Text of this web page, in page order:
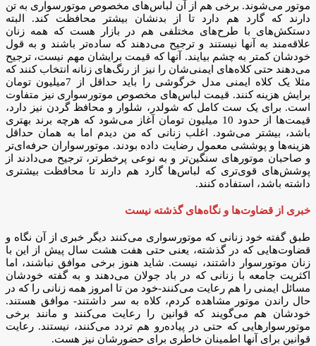
موتور می‌شوند. برخی هم از آن لباس‌های مخصوص موتورسواری به تن
دارند که گارد هم دارد تا از بدنشان بیشتر محافظت کند. البته
دستکش‌های با طرح‌های مختلفی هم در بازار هست که همه زنان
علاقه‌مند به آنها نیستند و ترجیح می‌دهند که ساده‌تر باشند و به قول
خودشان کمتر به چشم بیایند. آنها که قیمت برایشان مهم نیست، ترجیح
می‌دهند حتی کلاه‌های ایمنی‌شان را نیز از رنگ‌های زنانه انتخاب کنند که
مثلا یک کلاه ایمنی مدل خرگوشی را باید حداقل از 7میلیون تومان
برایش هزینه کنند. قیمت لباس‌های مخصوص موتورسواری نیز متفاوت
است. برای یک ست کامل که شولدر، شلوار و محافظ گردن نیز دارد،
قیمت‌ها از حدود 10 میلیون تومان آغاز می‌شود که هرچه برند بهتری
باشد، بیشتر می‌شود. اغلب زنانی که من دیدم اما به همان حداقل
هزینه‌ها و پوششی معمول رضایت داده بودند. موتورسواران حرفه‌ای‌تر
و صاحبان موتورهای سنگین‌تر و به نوعی پرخطرتر، ترجیح می‌دادند از
پوشش‌های قوی‌تری که لباس‌ها گارد هم دارند تا محافظت بیشتری
داشته باشد، استفاده کنند.
خبری از قضاوت‌ها و نگاه‌های گذشته نیست
طبق گفته خود زنانی که موتورسواری می‌کنند دیگر خبری از آن نگاه و
قضاوت‌هایی که در گذشته، یعنی حتی هفت هشت سال پیش از این با
زنان موتورسوار داشتند، نیست. شاید هنوز برخی موافق نباشند، اما
اکثریت جامعه با زنانی که در باد جولان می‌دهند و به گفته خودشان
مسائل ایمنی را هم رعایت می‌کنند-خود من تا امروز همه زنانی را که در
حال راندن موتور مشاهده کردم، کلاه به سر داشتند- موافق هستند.
خودشان هم می‌گویند که قوانین را رعایت می‌کنند و مانند برخی
موتورسوارهایی که حتی در پیاده‌رو هم تردد می‌کنند، نیستند. رعایت
قوانین برای آنها اطمینان خاطری برای حضورشان نیز هست.